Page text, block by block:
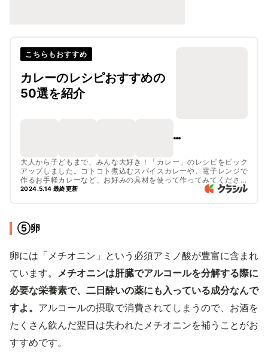
こちらもおすすめ
カレーのレシピおすすめの
50選を紹介
大人から子どもまで、みんな大好き！「カレー」のレシピをピック
アップしました。コトコト煮込むスパイスカレーや、電子レンジで
作るお手軽カレーなど、お好みの具材を使って作ってみてください
ね。
2024.5.14 最終更新
⑤卵
卵には「メチオニン」という必須アミノ酸が豊富に含まれ
ています。
メチオニンは肝臓でアルコールを分解する際に
必要な栄養素で、二日酔いの薬にも入っている成分なんで
すよ。 アルコールの摂取で消費されてしまうので、お酒を
たくさん飲んだ翌日は失われたメチオニンを補うことがお
すすめです。